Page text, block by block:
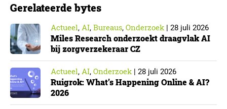
onderzoeksorganisatie. De toepasselijkheid…
Gerelateerde bytes
Actueel, AI, Bureaus, Onderzoek | 28 juli 2026
Miles Research onderzoekt draagvlak AI
bij zorgverzekeraar CZ
Actueel, AI, Onderzoek | 28 juli 2026
Ruigrok: What’s Happening Online & AI?
2026